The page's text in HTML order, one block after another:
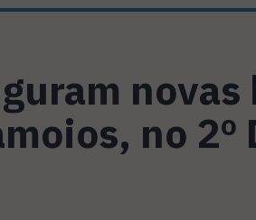
novas
no